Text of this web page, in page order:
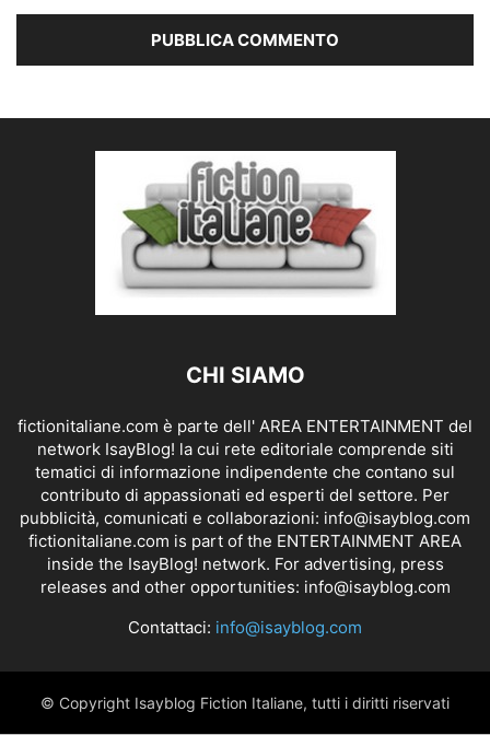
CHI SIAMO
fictionitaliane.com è parte dell' AREA ENTERTAINMENT del
network IsayBlog! la cui rete editoriale comprende siti
tematici di informazione indipendente che contano sul
contributo di appassionati ed esperti del settore. Per
pubblicità, comunicati e collaborazioni: info@isayblog.com
fictionitaliane.com is part of the ENTERTAINMENT AREA
inside the IsayBlog! network. For advertising, press
releases and other opportunities: info@isayblog.com
Contattaci: info@isayblog.com
© Copyright Isayblog Fiction Italiane, tutti i diritti riservati